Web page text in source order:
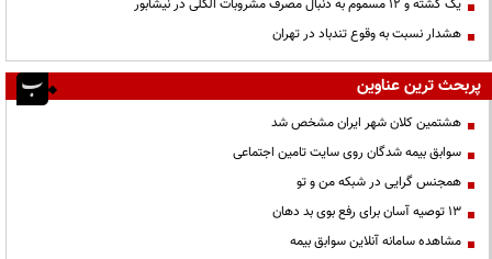
یک کشته و ۱۲ مسموم به دنبال مصرف مشروبات الکلی در نیشابور
هشدار نسبت به وقوع تندباد در تهران
پربحث ترین عناوین
هشتمین کلان شهر ایران مشخص شد
سوابق بیمه شدگان روی سایت تامین اجتماعی
همجنس گرایی در شبکه من و تو
13 توصیه آسان برای رفع بوی بد دهان
مشاهده سامانه آنلاين سوابق بیمه